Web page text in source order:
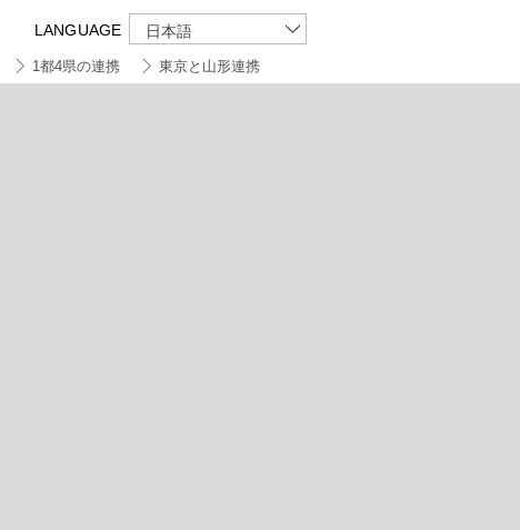
LANGUAGE 日本語
1都4県の連携 東京と山形連携